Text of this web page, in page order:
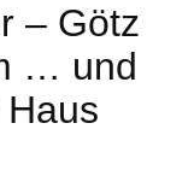
– Götz
… und